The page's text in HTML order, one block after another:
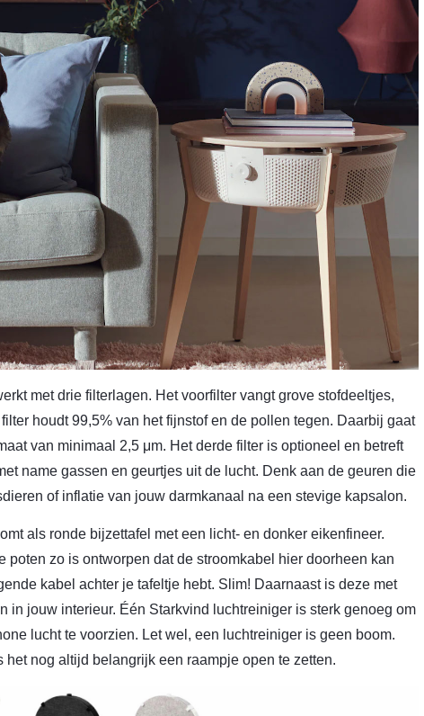
met drie filterlagen. Het voorfilter vangt grove stofdeeltjes,
houdt 99,5% van het fijnstof en de pollen tegen. Daarbij gaat
van minimaal 2,5 μm. Het derde filter is optioneel en betreft
name gassen en geurtjes uit de lucht. Denk aan de geuren die
of inflatie van jouw darmkanaal na een stevige kapsalon.
als ronde bijzettafel met een licht- en donker eikenfineer.
poten zo is ontworpen dat de stroomkabel hier doorheen kan
kabel achter je tafeltje hebt. Slim! Daarnaast is deze met
in jouw interieur. Één Starkvind luchtreiniger is sterk genoeg om
lucht te voorzien. Let wel, een luchtreiniger is geen boom.
het nog altijd belangrijk een raampje open te zetten.